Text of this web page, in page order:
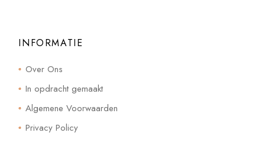
INFORMATIE
Over Ons
In opdracht gemaakt
Algemene Voorwaarden
Privacy Policy